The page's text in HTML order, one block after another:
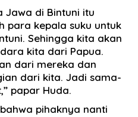
Jawa di Bintuni itu
para kepala suku untuk
Sehingga kita akan
kita dari Papua.
dari mereka dan
dari kita. Jadi sama-
papar Huda.
pihaknya nanti